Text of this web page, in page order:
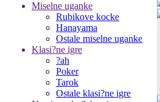
Miselne uganke
Rubikove kocke
Hanayama
Ostale miselne uganke
Klasi?ne igre
?ah
Poker
Tarok
Ostale klasi?ne igre